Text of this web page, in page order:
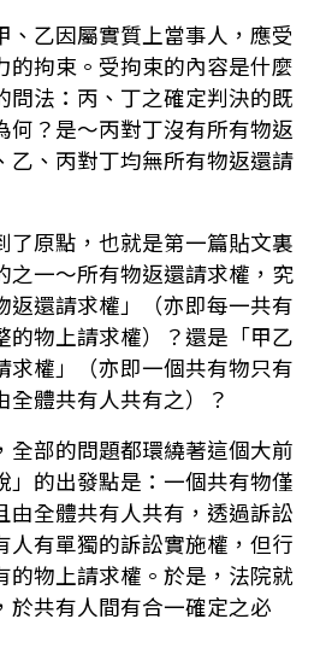
、乙因屬實質上當事人，應受
的拘束。受拘束的內容是什麼
問法：丙、丁之確定判決的既
何？是～丙對丁沒有所有物返
乙、丙對丁均無所有物返還請
了原點，也就是第一篇貼文裏
之一～所有物返還請求權，究
返還請求權」（亦即每一共有
的物上請求權）？還是「甲乙
求權」（亦即一個共有物只有
體共有人共有之）？
全部的問題都環繞著這個大前
」的出發點是：一個共有物僅
由全體共有人共有，透過訴訟
人有單獨的訴訟實施權，但行
的物上請求權。於是，法院就
於共有人間有合一確定之必